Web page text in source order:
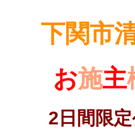
下関市
お施主
2日間限